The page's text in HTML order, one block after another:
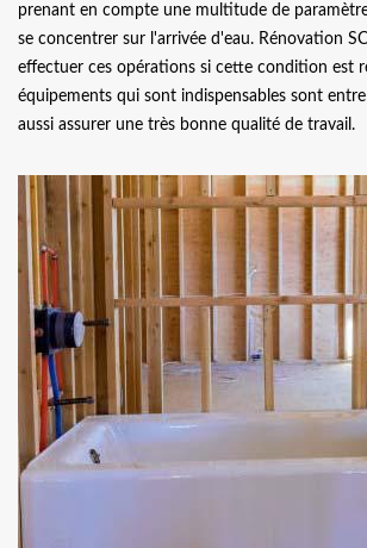
prenant en compte une multitude de
se concentrer sur l'arrivée d'eau. Rénovation
effectuer ces opérations si cette condition est
équipements qui sont indispensables sont
aussi assurer une très bonne qualité de travail.